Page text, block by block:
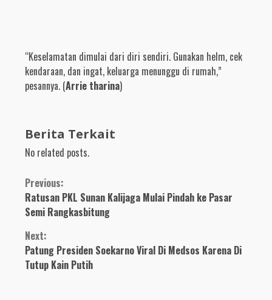
“Keselamatan dimulai dari diri sendiri. Gunakan helm, cek
kendaraan, dan ingat, keluarga menunggu di rumah,”
pesannya. (Arrie tharina)
Berita Terkait
No related posts.
Continue
Reading
Previous:
Ratusan PKL Sunan Kalijaga Mulai Pindah ke Pasar
Semi Rangkasbitung
Next:
Patung Presiden Soekarno Viral Di Medsos Karena Di
Tutup Kain Putih